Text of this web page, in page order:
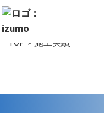
TOP > 施工実績